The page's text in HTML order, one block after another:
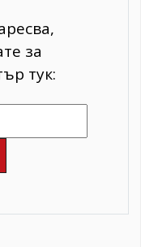
за
тук: